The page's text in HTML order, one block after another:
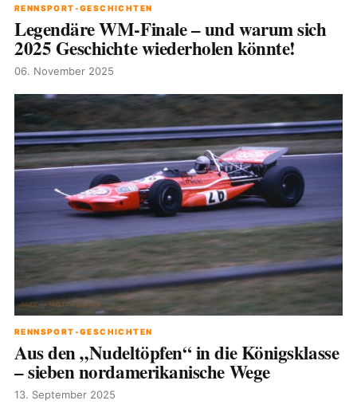
RENNSPORT-GESCHICHTEN
Legendäre WM-Finale – und warum sich
2025 Geschichte wiederholen könnte!
06. November 2025
RENNSPORT-GESCHICHTEN
Aus den „Nudeltöpfen“ in die Königsklasse
– sieben nordamerikanische Wege
13. September 2025